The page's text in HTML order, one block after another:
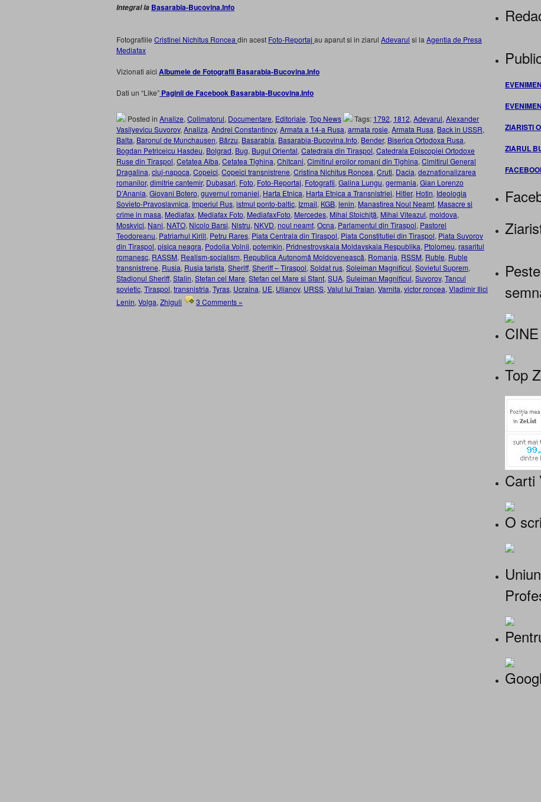
Integral la Basarabia-Bucovina.Info
Fotografiile Cristinei Nichitus Roncea din acest Foto-Reportaj au aparut si in ziarul Adevarul si la Agentia de Presa
Mediafax
Vizionati aici Albumele de Fotografii Basarabia-Bucovina.Info
Dati un “Like” Paginii de Facebook Basarabia-Bucovina.Info
Posted in Analize, Colimatorul, Documentare, Editoriale, Top News Tags: 1792, 1812, Adevarul, Alexander
Vasilyevicu Suvorov, Analiza, Andrei Constantinov, Armata a 14-a Rusa, armata rosie, Armata Rusa, Back in USSR,
Balta, Baronul de Munchausen, Bârzu, Basarabia, Basarabia-Bucovina.Info, Bender, Biserica Ortodoxa Rusa,
Bogdan Petriceicu Hasdeu, Bolgrad, Bug, Bugul Oriental, Catedrala din Tiraspol, Catedrala Episcopiei Ortodoxe
Ruse din Tiraspol, Cetatea Alba, Cetatea Tighina, Chitcani, Cimitirul eroilor romani din Tighina, Cimitirul General
Dragalina, cluj-napoca, Copeici, Copeici transnistrene, Cristina Nichitus Roncea, Cruti, Dacia, deznationalizarea
romanilor, dimitrie cantemir, Dubasari, Foto, Foto-Reportaj, Fotografii, Galina Lungu, germania, Gian Lorenzo
D’Anania, Giovani Botero, guvernul romaniei, Harta Etnica, Harta Etnica a Transnistriei, Hitler, Hotin, Ideologia
Sovieto-Pravoslavnica, Imperiul Rus, istmul ponto-baltic, Izmail, KGB, lenin, Manastirea Noul Neamt, Masacre si
crime in masa, Mediafax, Mediafax Foto, MediafaxFoto, Mercedes, Mihai Stoichiţă, Mihai Viteazul, moldova,
Moskvici, Nani, NATO, Nicolo Barsi, Nistru, NKVD, noul neamt, Ocna, Parlamentul din Tiraspol, Pastorel
Teodoreanu, Patriarhul Kirill, Petru Rares, Piata Centrala din Tiraspol, Piata Constitutiei din Tiraspol, Piata Suvorov
din Tiraspol, pisica neagra, Podolia Volnîi, potemkin, Pridnestrovskaia Moldavskaia Respublika, Ptolomeu, rasaritul
romanesc, RASSM, Realism-socialism, Republica Autonomă Moldovenească, Romania, RSSM, Ruble, Ruble
transnistrene, Rusia, Rusia tarista, Sheriff, Sheriff – Tiraspol, Soldat rus, Soleiman Magnificul, Sovietul Suprem,
Stadionul Sheriff, Stalin, Stefan cel Mare, Stefan cel Mare si Sfant, SUA, Suleiman Magnificul, Suvorov, Tancul
sovietic, Tiraspol, transnistria, Tyras, Ucraina, UE, Ulianov, URSS, Valul lui Traian, Varnita, victor roncea, Vladimir Ilici
Lenin, Volga, Zhiguli 3 Comments »
ZIARISTI
ZIARUL
Top
Carti
O